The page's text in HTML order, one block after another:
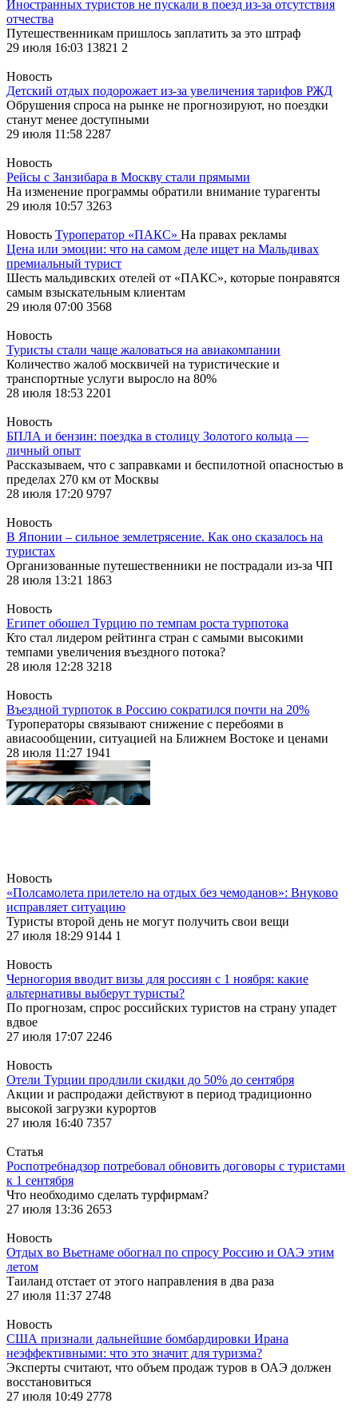
Иностранных туристов не пускали в поезд из-за отсутствия
отчества
Путешественникам пришлось заплатить за это штраф
29 июля 16:03 13821 2
Новость
Детский отдых подорожает из-за увеличения тарифов РЖД
Обрушения спроса на рынке не прогнозируют, но поездки
станут менее доступными
29 июля 11:58 2287
Новость
Рейсы с Занзибара в Москву стали прямыми
На изменение программы обратили внимание турагенты
29 июля 10:57 3263
Новость Туроператор «ПАКС» На правах рекламы
Цена или эмоции: что на самом деле ищет на Мальдивах
премиальный турист
Шесть мальдивских отелей от «ПАКС», которые понравятся
самым взыскательным клиентам
29 июля 07:00 3568
Новость
Туристы стали чаще жаловаться на авиакомпании
Количество жалоб москвичей на туристические и
транспортные услуги выросло на 80%
28 июля 18:53 2201
Новость
БПЛА и бензин: поездка в столицу Золотого кольца —
личный опыт
Рассказываем, что с заправками и беспилотной опасностью в
пределах 270 км от Москвы
28 июля 17:20 9797
Новость
В Японии – сильное землетрясение. Как оно сказалось на
туристах
Организованные путешественники не пострадали из-за ЧП
28 июля 13:21 1863
Новость
Египет обошел Турцию по темпам роста турпотока
Кто стал лидером рейтинга стран с самыми высокими
темпами увеличения въездного потока?
28 июля 12:28 3218
Новость
Въездной турпоток в Россию сократился почти на 20%
Туроператоры связывают снижение с перебоями в
авиасообщении, ситуацией на Ближнем Востоке и ценами
28 июля 11:27 1941
Новость
«Полсамолета прилетело на отдых без чемоданов»: Внуково
исправляет ситуацию
Туристы второй день не могут получить свои вещи
27 июля 18:29 9144 1
Новость
Черногория вводит визы для россиян с 1 ноября: какие
альтернативы выберут туристы?
По прогнозам, спрос российских туристов на страну упадет
вдвое
27 июля 17:07 2246
Новость
Отели Турции продлили скидки до 50% до сентября
Акции и распродажи действуют в период традиционно
высокой загрузки курортов
27 июля 16:40 7357
Статья
Роспотребнадзор потребовал обновить договоры с туристами
к 1 сентября
Что необходимо сделать турфирмам?
27 июля 13:36 2653
Новость
Отдых во Вьетнаме обогнал по спросу Россию и ОАЭ этим
летом
Таиланд отстает от этого направления в два раза
27 июля 11:37 2748
Новость
США признали дальнейшие бомбардировки Ирана
неэффективными: что это значит для туризма?
Эксперты считают, что объем продаж туров в ОАЭ должен
восстановиться
27 июля 10:49 2778